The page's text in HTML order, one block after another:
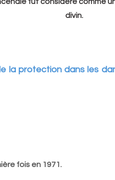
fut considéré comme
divin.
la protection dans les
fois en 1971.